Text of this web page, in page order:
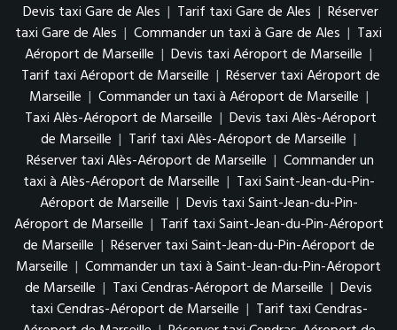
Devis taxi Gare de Ales | Tarif taxi Gare de Ales | Réserver
taxi Gare de Ales | Commander un taxi à Gare de Ales | Taxi
Aéroport de Marseille | Devis taxi Aéroport de Marseille |
Tarif taxi Aéroport de Marseille | Réserver taxi Aéroport de
Marseille | Commander un taxi à Aéroport de Marseille |
Taxi Alès-Aéroport de Marseille | Devis taxi Alès-Aéroport
de Marseille | Tarif taxi Alès-Aéroport de Marseille |
Réserver taxi Alès-Aéroport de Marseille | Commander un
taxi à Alès-Aéroport de Marseille | Taxi Saint-Jean-du-Pin-
Aéroport de Marseille | Devis taxi Saint-Jean-du-Pin-
Aéroport de Marseille | Tarif taxi Saint-Jean-du-Pin-Aéroport
de Marseille | Réserver taxi Saint-Jean-du-Pin-Aéroport de
Marseille | Commander un taxi à Saint-Jean-du-Pin-Aéroport
de Marseille | Taxi Cendras-Aéroport de Marseille | Devis
taxi Cendras-Aéroport de Marseille | Tarif taxi Cendras-